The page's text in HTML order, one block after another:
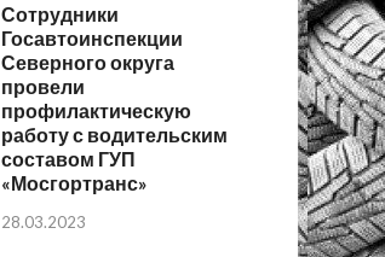
Сотрудники
Госавтоинспекции
Северного округа
провели
профилактическую
работу с водительским
составом ГУП
«Мосгортранс»
28.03.2023